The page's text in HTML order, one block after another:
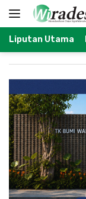
Langsung
Liputan Utama